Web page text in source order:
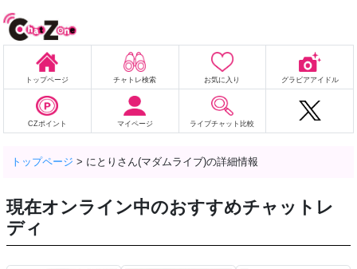
トップページ チャトレ検索 お気に入り グラビアアイドル
CZポイント マイページ ライブチャット比較
トップページ > にとりさん(マダムライブ)の詳細情報
現在オンライン中のおすすめチャットレ
ディ